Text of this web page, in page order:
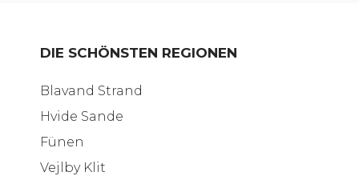
DIE SCHÖNSTEN REGIONEN
Blavand Strand
Hvide Sande
Fünen
Vejlby Klit